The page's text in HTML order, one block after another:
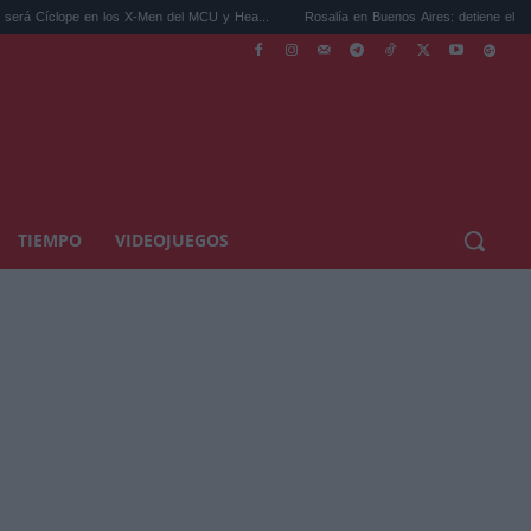
X-Men del MCU y Hea... Rosalía en Buenos Aires: detiene el tráfico y se s...
TIEMPO VIDEOJUEGOS